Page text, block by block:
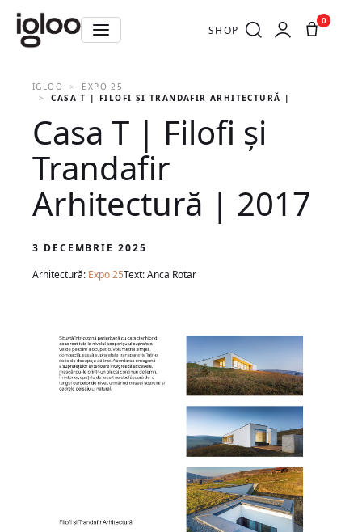
SHOP
0
IGLOO
EXPO 25
CASA T | FILOFI ȘI TRANDAFIR ARHITECTURĂ | 2017
Casa T | Filofi și
Trandafir
Arhitectură | 2017
3 DECEMBRIE 2025
Arhitectură: Expo 25Text: Anca Rotar